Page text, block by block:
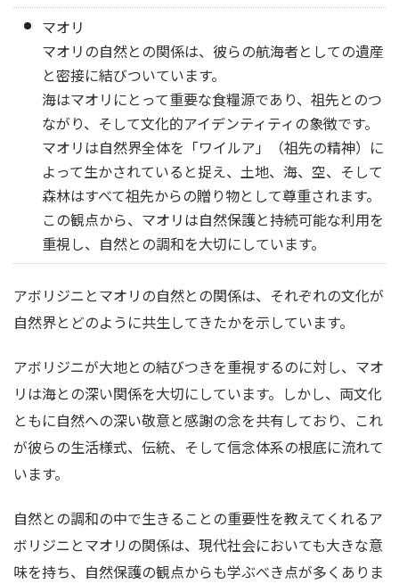
マオリ
マオリの自然との関係は、彼らの航海者としての遺産
と密接に結びついています。
海はマオリにとって重要な食糧源であり、祖先とのつ
ながり、そして文化的アイデンティティの象徴です。
マオリは自然界全体を「ワイルア」（祖先の精神）に
よって生かされていると捉え、土地、海、空、そして
森林はすべて祖先からの贈り物として尊重されます。
この観点から、マオリは自然保護と持続可能な利用を
重視し、自然との調和を大切にしています。
アボリジニとマオリの自然との関係は、それぞれの文化が
自然界とどのように共生してきたかを示しています。
アボリジニが大地との結びつきを重視するのに対し、マオ
リは海との深い関係を大切にしています。しかし、両文化
ともに自然への深い敬意と感謝の念を共有しており、これ
が彼らの生活様式、伝統、そして信念体系の根底に流れて
います。
自然との調和の中で生きることの重要性を教えてくれるア
ボリジニとマオリの関係は、現代社会においても大きな意
味を持ち、自然保護の観点からも学ぶべき点が多くありま